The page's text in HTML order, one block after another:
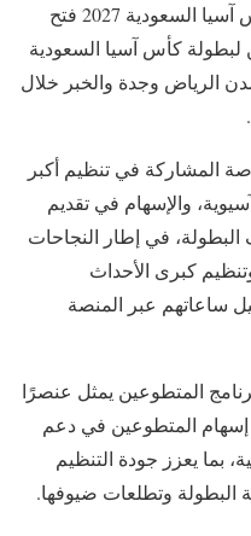
أعلنت اللجنة المحلية المنظمة لكأس آسيا السعودية 2027 فتح
كأس آسيا السعودية
مدن الرياض وجدة والخبر خلال
المشاركة في تنظيم أكبر
والإسهام في تقديم
في إطار النجاحات
كبرى الأحداث
ساعاتهم عبر المنصة
المتطوعين يمثل عنصرًا
إسهام المتطوعين في دعم
بما يعزز جودة التنظيم
البطولة وتطلعات ضيوفها.